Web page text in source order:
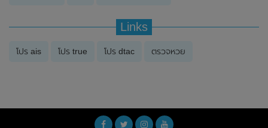
Links
โปร ais โปร true โปร dtac ตรวจหวย